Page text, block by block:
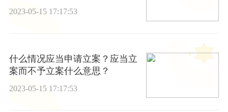
办？
2023-05-15 17:17:53
什么情况应当申请立案？应当立
案而不予立案什么意思？
2023-05-15 17:17:53